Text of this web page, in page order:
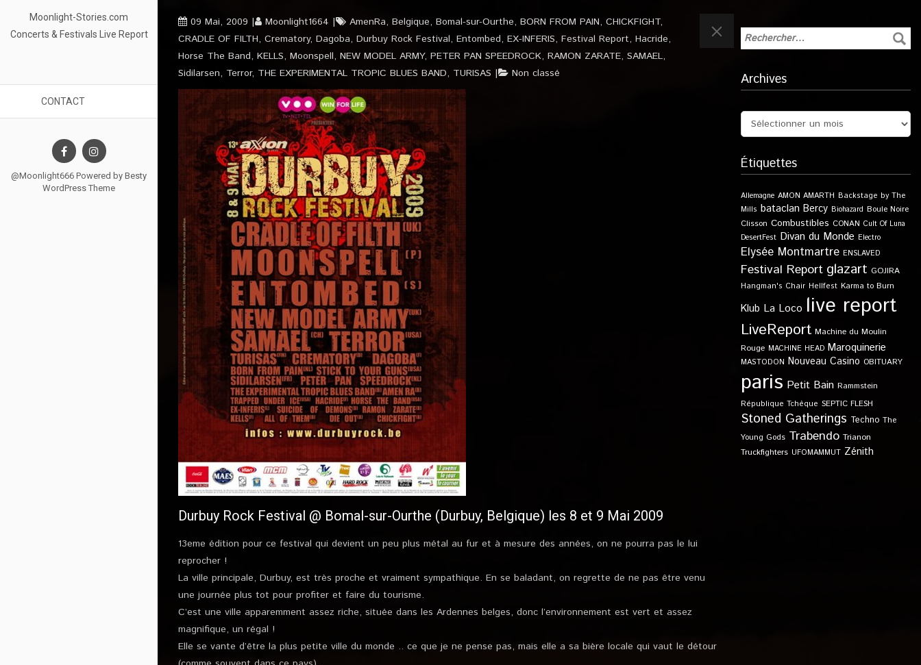
Moonlight-Stories.com
Concerts & Festivals Live Report
CONTACT
@Moonlight666 Powered by Besty
WordPress Theme
09 Mai, 2009 Moonlight1664 AmenRa, Belgique, Bomal-sur-Ourthe, BORN FROM PAIN, CHICKFIGHT,
CRADLE OF FILTH, Crematory, Dagoba, Durbuy Rock Festival, Entombed, EX-INFERIS, Festival Report, Hacride,
Horse The Band, KELLS, Moonspell, NEW MODEL ARMY, PETER PAN SPEEDROCK, RAMON ZARATE, SAMAEL,
Sidilarsen, Terror, THE EXPERIMENTAL TROPIC BLUES BAND, TURISAS Non classé
Durbuy Rock Festival @ Bomal-sur-Ourthe (Durbuy, Belgique) les 8 et 9 Mai 2009
13eme édition pour ce festival qui devient un peu plus métal au fur et à mesure des années, on ne pourra pas le lui
reprocher !
La ville principale, Durbuy, est très proche et vraiment sympathique. En se baladant, on regrette de ne pas être venu
une journée plus tot pour profiter et faire du tourisme.
C’est une ville apparemment assez riche, située dans les Ardennes belges, donc l’environnement est vert et assez
magnifique, un régal !
Elle se vante d’être la plus petite ville du monde .. ce que je ne pense pas, mais elle a sa bière locale qui vaut le détour
Archives
Étiquettes
Allemagne AMON AMARTH Backstage by The
Mills bataclan Bercy Biohazard Boule Noire
Clisson Combustibles CONAN Cult Of Luna
DesertFest Divan du Monde Electro
Elysée Montmartre ENSLAVED
Festival Report glazart GOJIRA
Hangman's Chair Hellfest Karma to Burn
Klub La Loco live report
LiveReport Machine du Moulin
Rouge MACHINE HEAD Maroquinerie
MASTODON Nouveau Casino OBITUARY
paris Petit Bain Rammstein
République Tchèque SEPTIC FLESH
Stoned Gatherings Techno The
Young Gods Trabendo Trianon
Truckfighters UFOMAMMUT Zénith